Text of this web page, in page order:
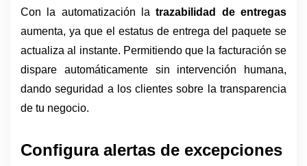
Con la automatización la
aumenta, ya que el estatus de entrega del paquete se
actualiza al instante. Permitiendo que la facturación se
dispare automáticamente sin intervención humana,
dando seguridad a los clientes sobre la transparencia
de tu negocio.
Configura alertas de excepciones